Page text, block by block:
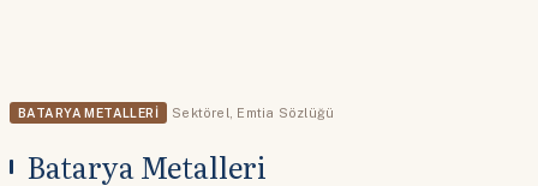
BATARYA METALLERI Sektörel, Emtia Sözlüğü
Batarya Metalleri